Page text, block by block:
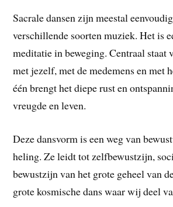
Sacrale dansen zijn meestal
verschillende soorten muziek. Het is
meditatie in beweging. Centraal staat
met jezelf, met de medemens en met
één brengt het diepe rust en
vreugde en leven.
Deze dansvorm is een weg van
heling. Ze leidt tot zelfbewustzijn,
bewustzijn van het grote geheel van
grote kosmische dans waar wij deel